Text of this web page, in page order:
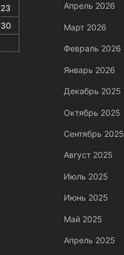
23
30
Апрель 2026
Март 2026
Февраль 2026
Январь 2026
Декабрь 2025
Октябрь 2025
Сентябрь 2025
Август 2025
Июль 2025
Июнь 2025
Май 2025
Апрель 2025